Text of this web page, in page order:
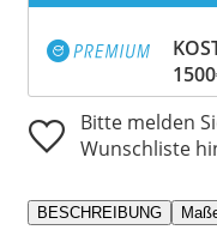
Bitte melden
Wunschliste
BESCHREIBUNG